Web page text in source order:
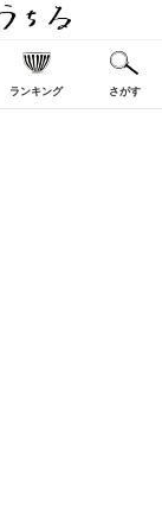
ランキング さがす